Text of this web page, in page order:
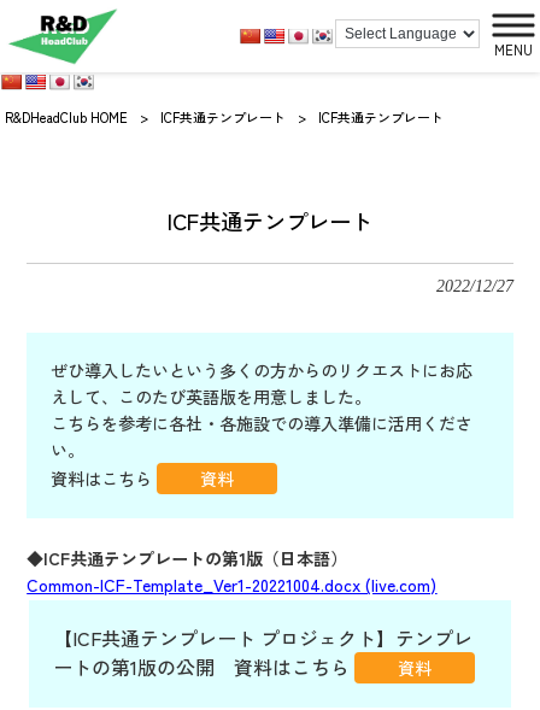
MENU
R&DHeadClub HOME > ICF共通テンプレート > ICF共通テンプレート
ICF共通テンプレート
2022/12/27
ぜひ導入したいという多くの方からのリクエストにお応
えして、このたび英語版を用意しました。
こちらを参考に各社・各施設での導入準備に活用くださ
い。
資料はこちら
資料
◆ICF共通テンプレートの第1版（日本語）
Common-ICF-Template_Ver1-20221004.docx (live.com)
【ICF共通テンプレート プロジェクト】テンプレ
ートの第1版の公開 資料はこちら
資料